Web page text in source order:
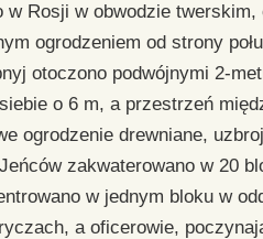
Rosji w obwodzie twerskim,
ogrodzeniem od strony
otoczono podwójnymi 2-
o 6 m, a przestrzeń
ogrodzenie drewniane,
zakwaterowano w 20
w jednym bloku w
a oficerowie,